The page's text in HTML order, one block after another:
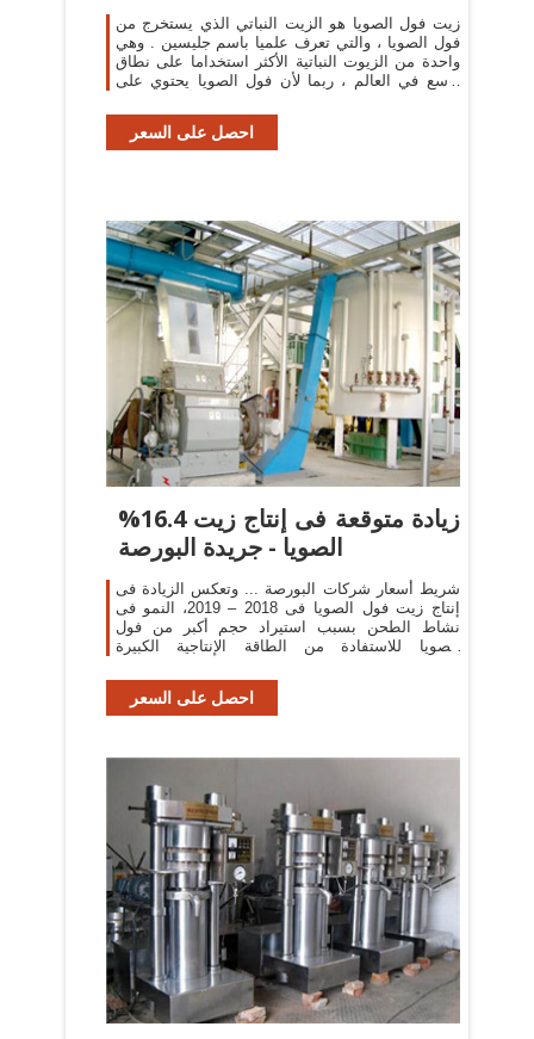
زيت فول الصويا هو الزيت النباتي الذي يستخرج من
فول الصويا ، والتي تعرف علميا باسم جليسين . وهي
واحدة من الزيوت النباتية الأكثر استخداما على نطاق
واسع في العالم ، ربما لأن فول الصويا يحتوي على
احصل على السعر
%16.4 زيادة متوقعة فى إنتاج زيت
الصويا - جريدة البورصة
شريط أسعار شركات البورصة ... وتعكس الزيادة فى
إنتاج زيت فول الصويا فى 2018 – 2019، النمو فى
نشاط الطحن بسبب استيراد حجم أكبر من فول
الصويا للاستفادة من الطاقة الإنتاجية الكبيرة
احصل على السعر